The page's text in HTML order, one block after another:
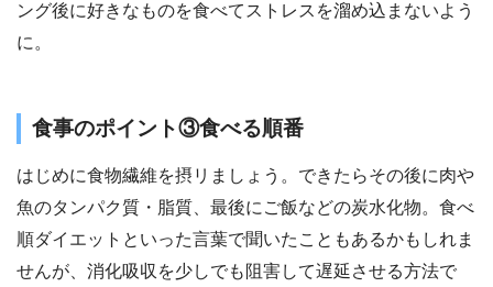
ング後に好きなものを食べてストレスを溜め込まないよう
に。
食事のポイント③食べる順番
はじめに食物繊維を摂リましょう。できたらその後に肉や
魚のタンパク質・脂質、最後にご飯などの炭水化物。食べ
順ダイエットといった言葉で聞いたこともあるかもしれま
せんが、消化吸収を少しでも阻害して遅延させる方法で